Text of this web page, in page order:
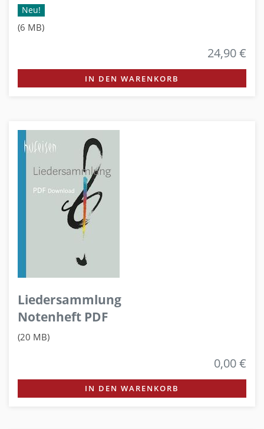
Neu!
(6 MB)
24,90 €
IN DEN WARENKORB
Liedersammlung
Notenheft PDF
(20 MB)
0,00 €
IN DEN WARENKORB